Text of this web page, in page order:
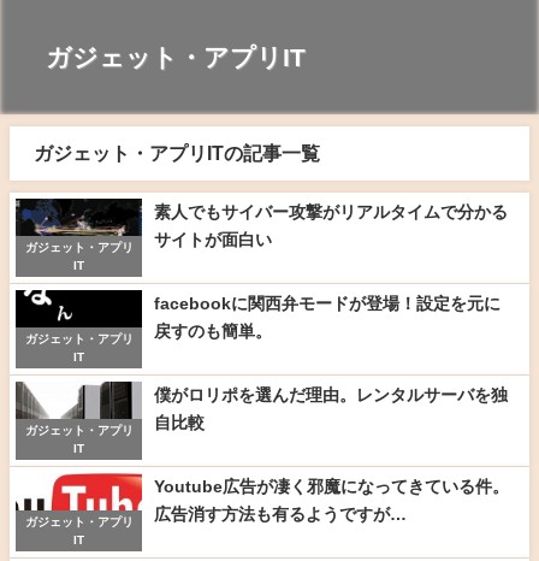
ガジェット・アプリIT
ガジェット・アプリITの記事一覧
ガジェット・アプリ
IT
素人でもサイバー攻撃がリアルタイムで分かる
サイトが面白い
ガジェット・アプリ
IT
facebookに関西弁モードが登場！設定を元に
戻すのも簡単。
ガジェット・アプリ
IT
僕がロリポを選んだ理由。レンタルサーバを独
自比較
ガジェット・アプリ
IT
Youtube広告が凄く邪魔になってきている件。
広告消す方法も有るようですが…